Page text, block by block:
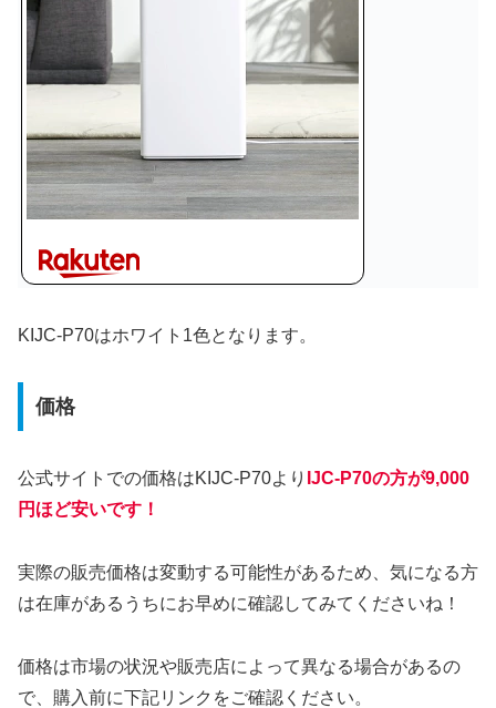
KIJC-P70はホワイト1色となります。
価格
公式サイトでの価格はKIJC-P70より IJC-P70の方が9,000
円ほど安いです！
実際の販売価格は変動する可能性があるため、気になる方
は在庫があるうちにお早めに確認してみてくださいね！
価格は市場の状況や販売店によって異なる場合があるの
で、購入前に下記リンクをご確認ください。